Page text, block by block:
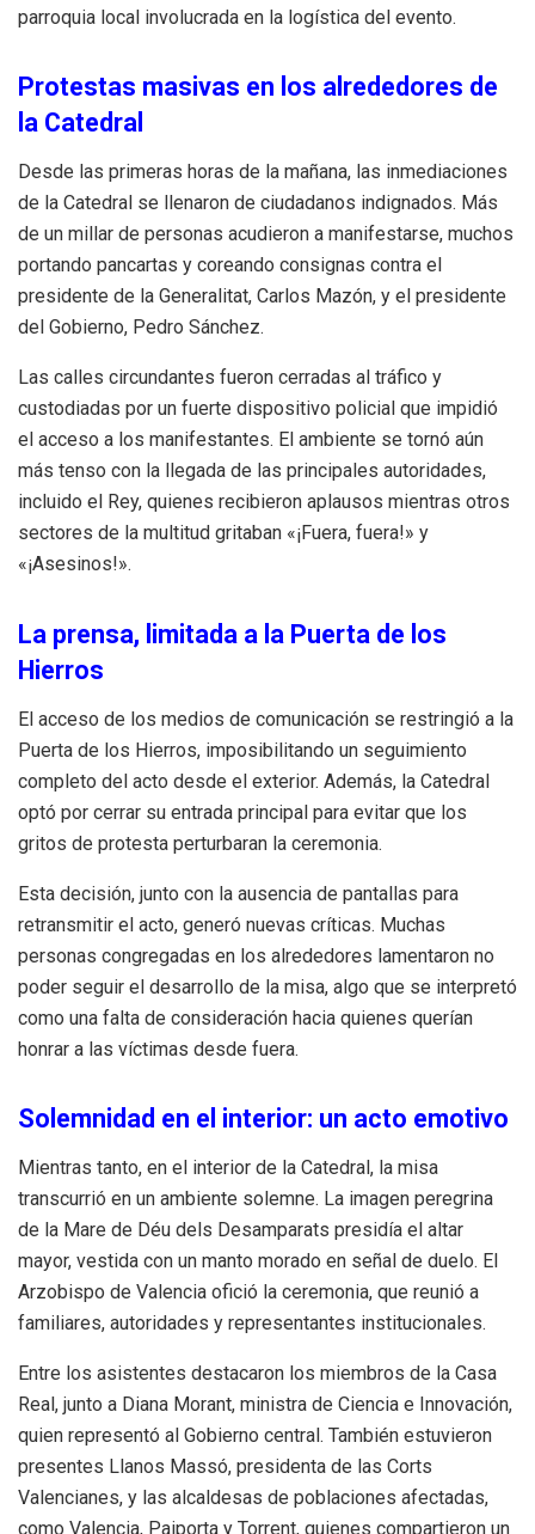
parroquia local involucrada en la logística del evento.
Protestas masivas en los alrededores de
la Catedral
Desde las primeras horas de la mañana, las inmediaciones
de la Catedral se llenaron de ciudadanos indignados. Más
de un millar de personas acudieron a manifestarse, muchos
portando pancartas y coreando consignas contra el
presidente de la Generalitat, Carlos Mazón, y el presidente
del Gobierno, Pedro Sánchez.
Las calles circundantes fueron cerradas al tráfico y
custodiadas por un fuerte dispositivo policial que impidió
el acceso a los manifestantes. El ambiente se tornó aún
más tenso con la llegada de las principales autoridades,
incluido el Rey, quienes recibieron aplausos mientras otros
sectores de la multitud gritaban «¡Fuera, fuera!» y
«¡Asesinos!».
La prensa, limitada a la Puerta de los
Hierros
El acceso de los medios de comunicación se restringió a la
Puerta de los Hierros, imposibilitando un seguimiento
completo del acto desde el exterior. Además, la Catedral
optó por cerrar su entrada principal para evitar que los
gritos de protesta perturbaran la ceremonia.
Esta decisión, junto con la ausencia de pantallas para
retransmitir el acto, generó nuevas críticas. Muchas
personas congregadas en los alrededores lamentaron no
poder seguir el desarrollo de la misa, algo que se interpretó
como una falta de consideración hacia quienes querían
honrar a las víctimas desde fuera.
Solemnidad en el interior: un acto emotivo
Mientras tanto, en el interior de la Catedral, la misa
transcurrió en un ambiente solemne. La imagen peregrina
de la Mare de Déu dels Desamparats presidía el altar
mayor, vestida con un manto morado en señal de duelo. El
Arzobispo de Valencia ofició la ceremonia, que reunió a
familiares, autoridades y representantes institucionales.
Entre los asistentes destacaron los miembros de la Casa
Real, junto a Diana Morant, ministra de Ciencia e Innovación,
quien representó al Gobierno central. También estuvieron
presentes Llanos Massó, presidenta de las Corts
Valencianes, y las alcaldesas de poblaciones afectadas,
como Valencia, Paiporta y Torrent, quienes compartieron un